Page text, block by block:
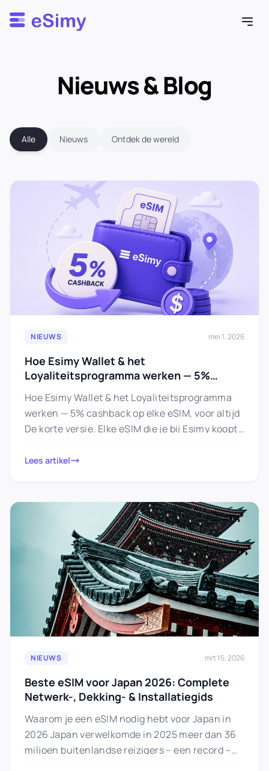
Esimy
Nieuws & Blog
Alle Nieuws Ontdek de wereld
NIEUWS mei 1, 2026
Hoe Esimy Wallet & het
Loyaliteitsprogramma werken — 5%
Hoe Esimy Wallet & het Loyaliteitsprogramma
werken — 5% cashback op elke eSIM, voor altijd
De korte versie. Elke eSIM die je bij Esimy koopt,
Lees artikel
NIEUWS mrt 15, 2026
Beste eSIM voor Japan 2026: Complete
Netwerk-, Dekking- & Installatiegids
Waarom je een eSIM nodig hebt voor Japan in
2026 Japan verwelkomde in 2025 meer dan 36
miljoen buitenlandse reizigers – een record –